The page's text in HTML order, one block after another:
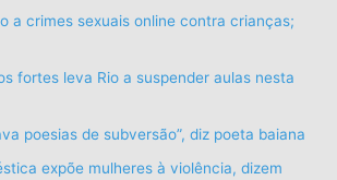
a crimes sexuais online contra crianças;
fortes leva Rio a suspender aulas nesta
poesias de subversão”, diz poeta baiana
expõe mulheres à violência, dizem